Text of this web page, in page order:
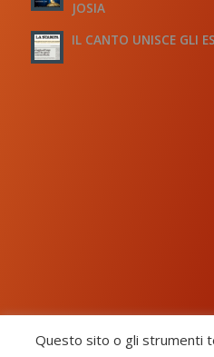
JOSIA
IL CANTO UNISCE GLI
Questo sito o gli strumenti